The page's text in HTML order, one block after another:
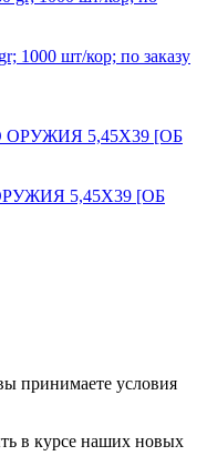
1000 шт/кор; по заказу
5,45Х39 [ОБ
принимаете условия
в курсе наших новых